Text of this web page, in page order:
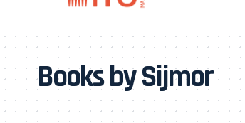
Books by Sijmor